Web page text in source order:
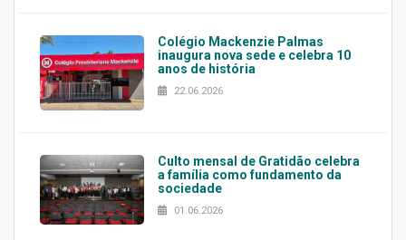
Colégio Mackenzie Palmas
inaugura nova sede e celebra 10
anos de história
22.06.2026
Culto mensal de Gratidão celebra
a família como fundamento da
sociedade
01.06.2026